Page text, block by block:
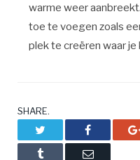
warme weer
toe te voegen zoals
plek te creëren waar
SHARE.
Facebook
Tumblr Email